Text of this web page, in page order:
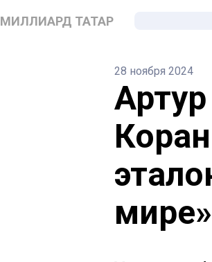
МИЛЛИАРД ТАТАР
28 ноября 2024
мире»